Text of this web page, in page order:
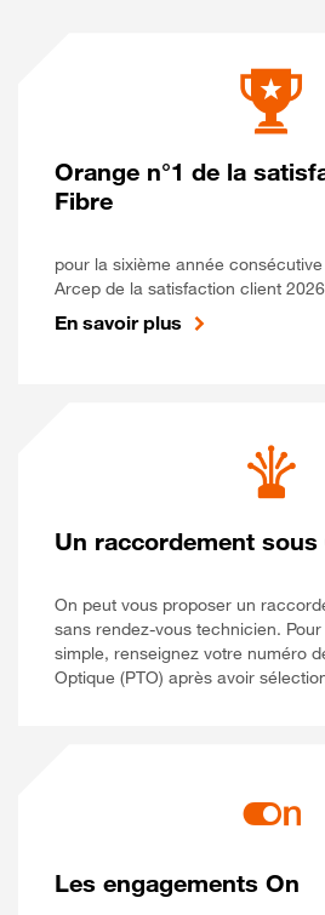
Orange n°1 de la
Fibre
pour la sixième année
Arcep de la satisfaction client
En savoir plus
Un raccordement
On peut vous proposer un
sans rendez-vous technicien.
simple, renseignez votre numéro
Optique (PTO) après avoir
Les engagements On